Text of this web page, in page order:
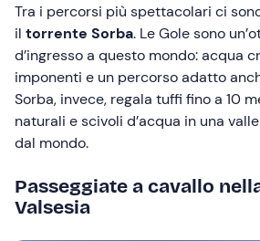
Tra i percorsi più spettacolari ci
il torrente Sorba. Le Gole sono
d’ingresso a questo mondo: acqua
imponenti e un percorso adatto
Sorba, invece, regala tuffi fino a 10
naturali e scivoli d’acqua in una
dal mondo.
Passeggiate a cavallo
Valsesia